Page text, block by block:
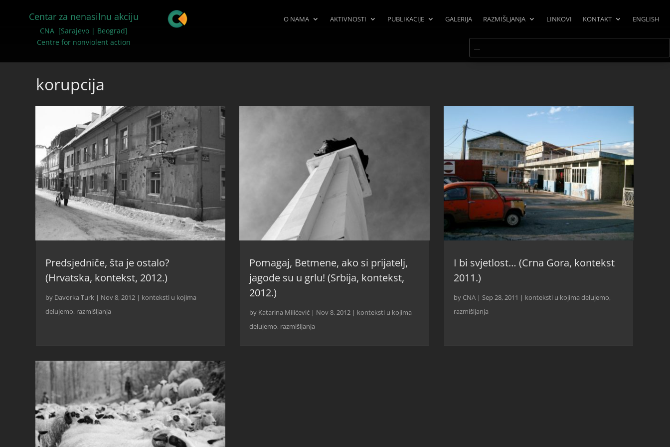
Centar za nenasilnu akciju
CNA [Sarajevo | Beograd]
Centre for nonviolent action
O NAMA AKTIVNOSTI PUBLIKACIJE GALERIJA RAZMIŠLJANJA LINKOVI KONTAKT ENGLISH
korupcija
Predsjedniče, šta je ostalo?
(Hrvatska, kontekst, 2012.)
by Davorka Turk | Nov 8, 2012 | konteksti u kojima
delujemo, razmišljanja
Pomagaj, Betmene, ako si prijatelj,
jagode su u grlu! (Srbija, kontekst,
2012.)
by Katarina Milićević | Nov 8, 2012 | konteksti u kojima
delujemo, razmišljanja
I bi svjetlost… (Crna Gora, kontekst
2011.)
by CNA| Sep 28, 2011 | konteksti u kojima delujemo,
razmišljanja